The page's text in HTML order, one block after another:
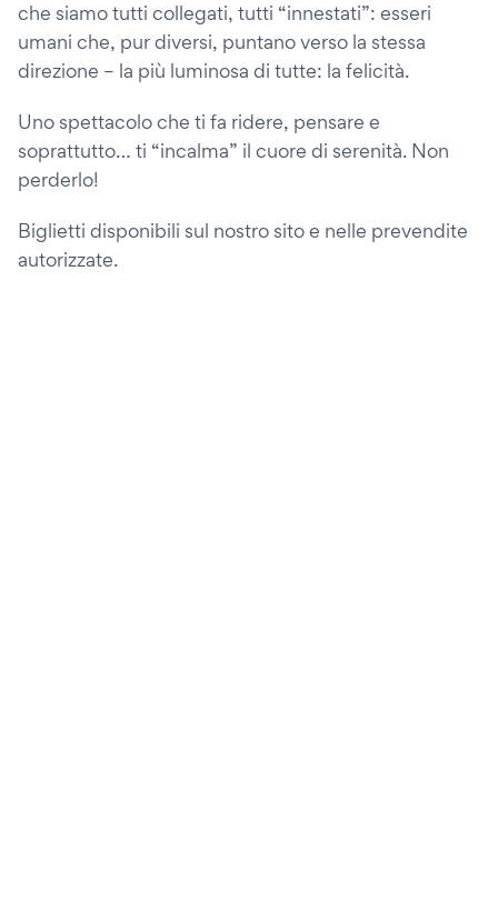
che siamo tutti collegati, tutti “innestati”: esseri
umani che, pur diversi, puntano verso la stessa
direzione – la più luminosa di tutte: la felicità.
Uno spettacolo che ti fa ridere, pensare e
soprattutto… ti “incalma” il cuore di serenità. Non
perderlo!
Biglietti disponibili sul nostro sito e nelle prevendite
autorizzate.